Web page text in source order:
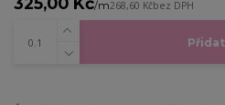
/m268,60 Kčbez DPH